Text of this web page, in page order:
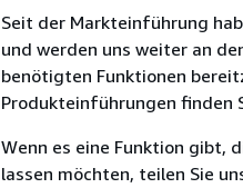
Seit der Markteinführung
und werden uns weiter an
benötigten Funktionen
Produkteinführungen finden
Wenn es eine Funktion gibt,
lassen möchten, teilen Sie